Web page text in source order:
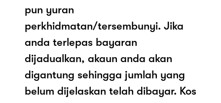
pun yuran
perkhidmatan/tersembunyi. Jika
anda terlepas bayaran
dijadualkan, akaun anda akan
digantung sehingga jumlah yang
belum dijelaskan telah dibayar. Kos